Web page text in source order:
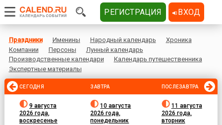
Праздники Именины Народный календарь
Хроника
Компании
Персоны
Лунный календарь
Производственные календари
Календарь путешественника
Экспертные материалы
СЕГОДНЯ
9 августа
2026 года,
воскресенье
ЗАВТРА
10 августа
2026 года,
понедельник
ПОСЛЕЗАВТРА
11 августа
2026 года,
вторник
РЕГИСТРАЦИЯ ВХОД